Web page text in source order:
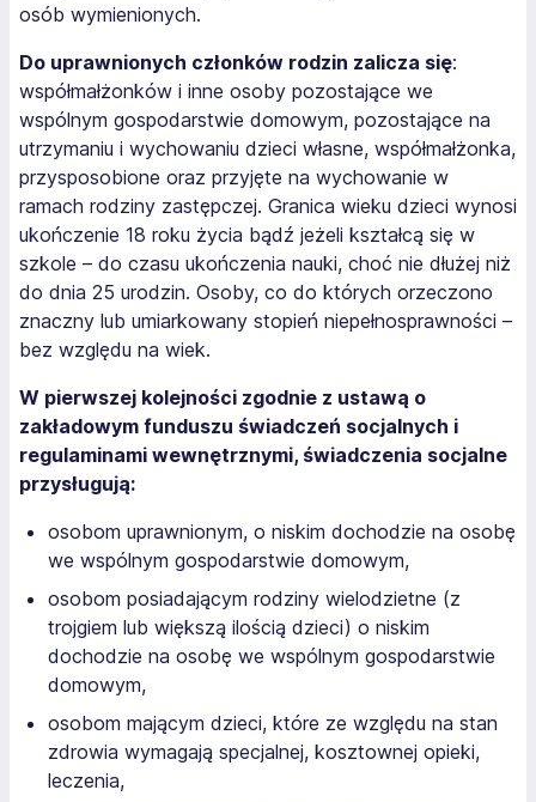
osób wymienionych.
Do uprawnionych członków rodzin zalicza się:
współmałżonków i inne osoby pozostające we
wspólnym gospodarstwie domowym, pozostające na
utrzymaniu i wychowaniu dzieci własne, współmałżonka,
przysposobione oraz przyjęte na wychowanie w
ramach rodziny zastępczej. Granica wieku dzieci wynosi
ukończenie 18 roku życia bądź jeżeli kształcą się w
szkole – do czasu ukończenia nauki, choć nie dłużej niż
do dnia 25 urodzin. Osoby, co do których orzeczono
znaczny lub umiarkowany stopień niepełnosprawności –
bez względu na wiek.
W pierwszej kolejności zgodnie z ustawą o
zakładowym funduszu świadczeń socjalnych i
regulaminami wewnętrznymi, świadczenia socjalne
przysługują:
osobom uprawnionym, o niskim dochodzie na osobę
we wspólnym gospodarstwie domowym,
osobom posiadającym rodziny wielodzietne (z
trojgiem lub większą ilością dzieci) o niskim
dochodzie na osobę we wspólnym gospodarstwie
domowym,
osobom mającym dzieci, które ze względu na stan
zdrowia wymagają specjalnej, kosztownej opieki,
leczenia,